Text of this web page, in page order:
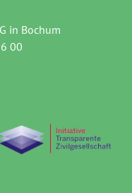
in Bochum
00